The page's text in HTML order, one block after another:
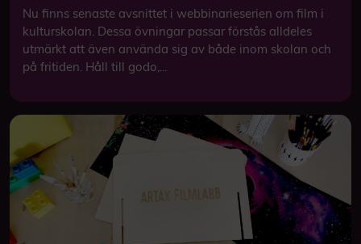
Nu finns senaste avsnittet i webbinarieserien om film i
kulturskolan. Dessa övningar passar förstås alldeles
utmärkt att även använda sig av både inom skolan och
på fritiden. Håll till godo,...